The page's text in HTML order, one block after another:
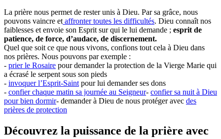
La prière nous permet de rester unis à Dieu. Par sa grâce, nous
pouvons vaincre et affronter toutes les difficultés. Dieu connaît nos
faiblesses et envoie son Esprit sur qui le lui demande ; esprit de
patience, de force, d’audace, de discernement.
Quel que soit ce que nous vivons, confions tout cela à Dieu dans
nos prières. Nous pouvons par exemple :
- prier le Rosaire pour demander la protection de la Vierge Marie qui
a écrasé le serpent sous son pieds
- invoquer l’Esprit-Saint pour lui demander ses dons
- confier chaque matin sa journée au Seigneur- confier sa nuit à Dieu
pour bien dormir- demander à Dieu de nous protéger avec des
prières de protection
Découvrez la puissance de la prière avec